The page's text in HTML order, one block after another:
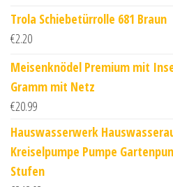
Trola Schiebetürrolle 681 Braun
€2.20
Meisenknödel Premium mit
Gramm mit Netz
€20.99
Hauswasserwerk
Kreiselpumpe Pumpe
Stufen